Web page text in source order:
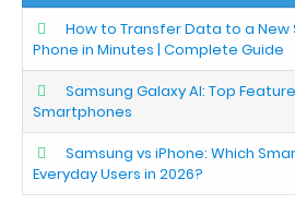
How to Transfer Data to a New
Phone in Minutes | Complete Guide
Samsung Galaxy AI: Top
Smartphones
Samsung vs iPhone: Which
Everyday Users in 2026?